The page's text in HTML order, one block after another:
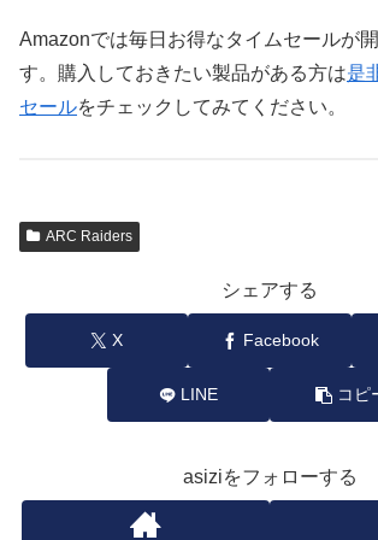
Amazonでは毎日お得なタイムセールが
す。購入しておきたい製品がある方は是
セールをチェックしてみてください。
ARC Raiders
シェアする
X Facebook
LINE コピ
asiziをフォローする